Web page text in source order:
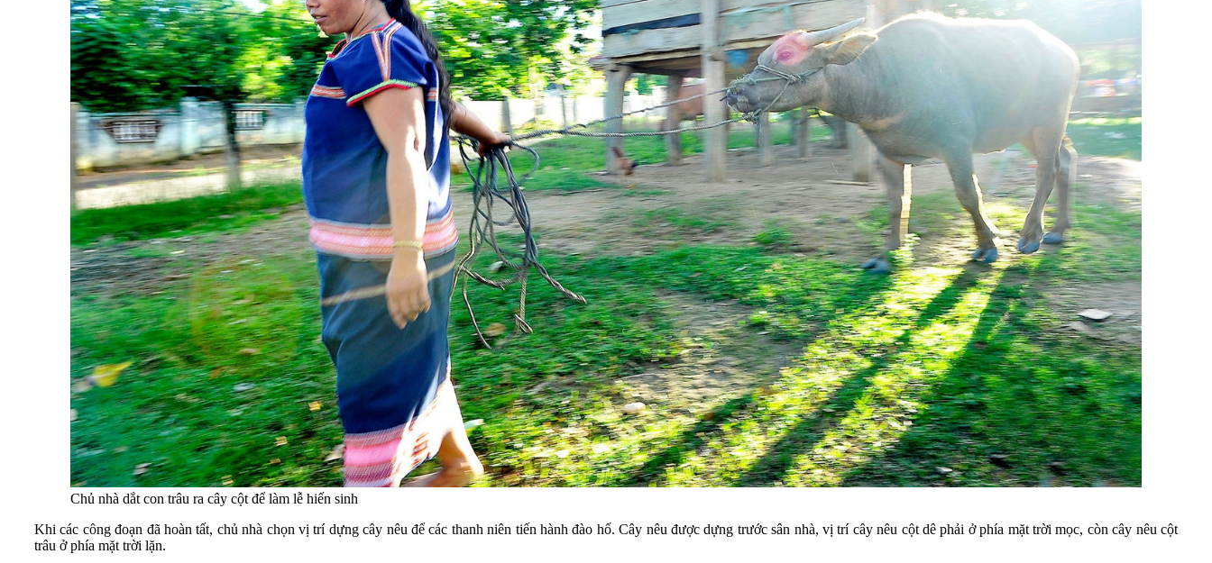
Chủ nhà dắt con trâu ra cây cột để làm lễ hiến sinh
Khi các công đoạn đã hoàn tất, chủ nhà chọn vị trí dựng cây nêu để các thanh niên tiến hành đào hố. Cây nêu được dựng trước sân nhà, vị trí cây nêu cột dê phải ở phía mặt trời mọc, còn cây nêu cột
trâu ở phía mặt trời lặn.